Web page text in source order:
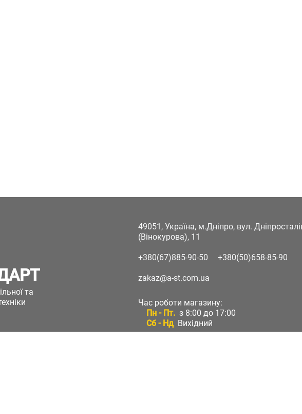
та
49051, Україна, м.Дніпро, вул.
(Вінокурова), 11
+380(67)885-90-50 +380(50)658-85-90
zakaz@a-st.com.ua
Час роботи магазину:
Пн - Пт. з 8:00 до 17:00
Сб - Нд Вихідний